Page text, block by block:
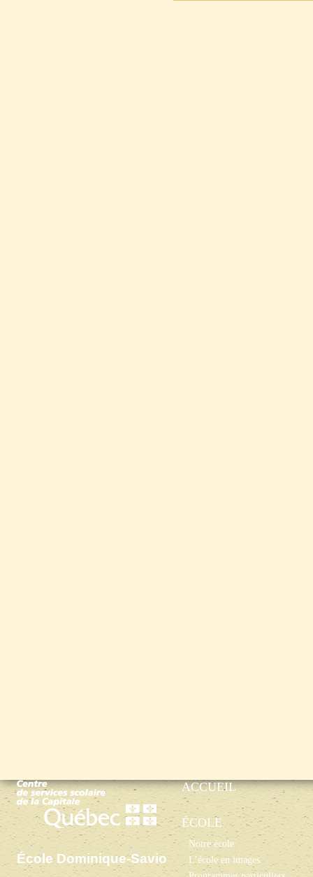
École Dominique-Savio
ACCUEIL
ÉCOLE
Notre école
L’école en images